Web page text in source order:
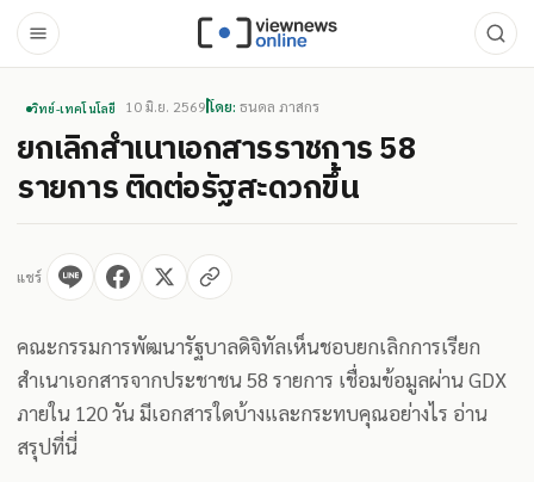
วิทย์-เทคโนโลยี 10 มิ.ย. 2569โดย: ธนดล ภาสกร
ยกเลิกสำเนาเอกสารราชการ 58
รายการ ติดต่อรัฐสะดวกขึ้น
แชร์
คณะกรรมการพัฒนารัฐบาลดิจิทัลเห็นชอบยกเลิกการเรียก
สำเนาเอกสารจากประชาชน 58 รายการ เชื่อมข้อมูลผ่าน GDX
ภายใน 120 วัน มีเอกสารใดบ้างและกระทบคุณอย่างไร อ่าน
สรุปที่นี่